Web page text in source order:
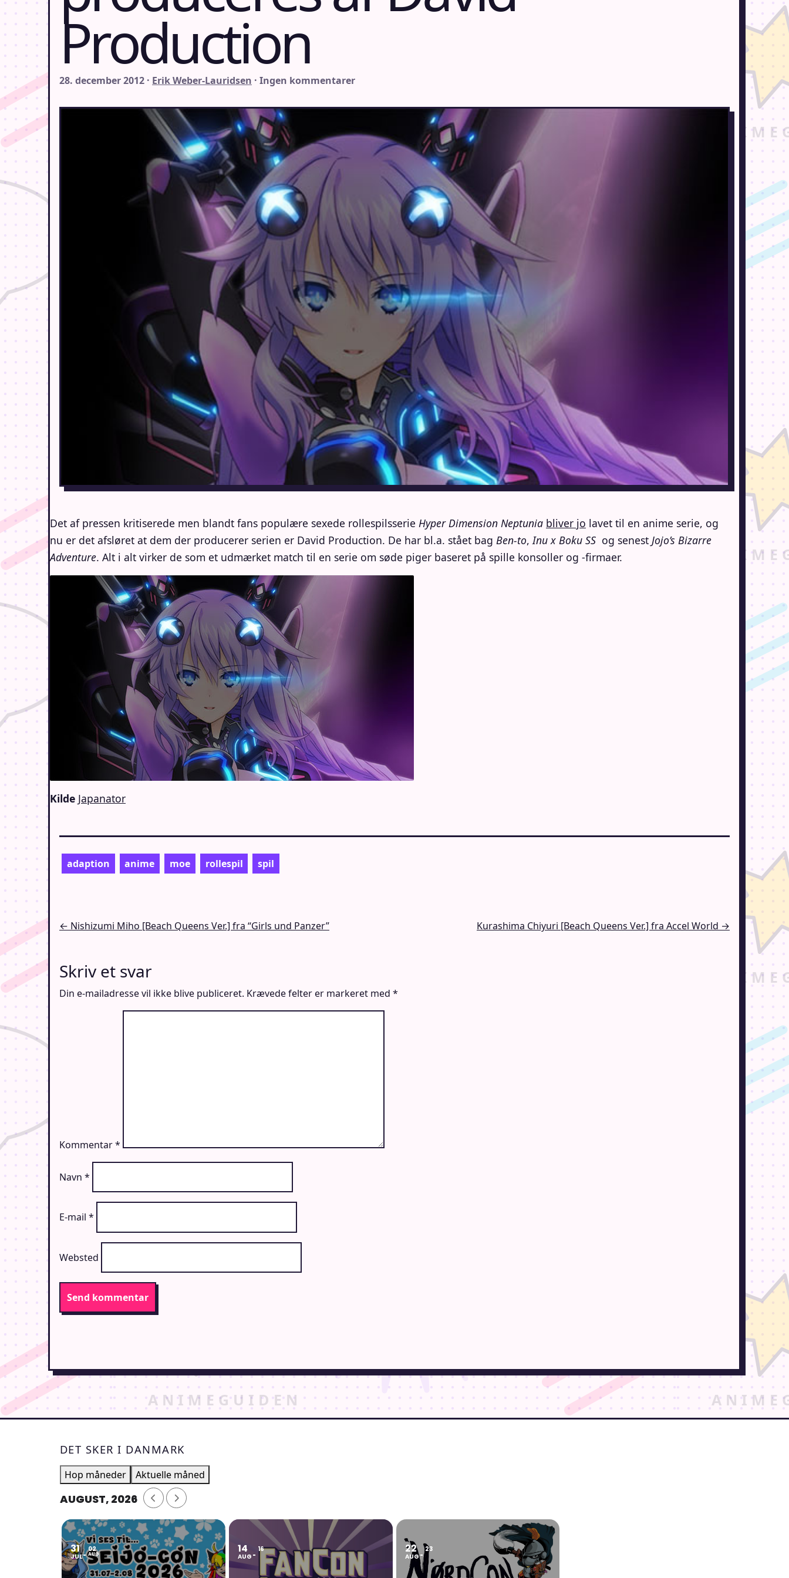
Production
28. december 2012 · Erik Weber-Lauridsen · Ingen kommentarer
Det af pressen kritiserede men blandt fans populære sexede rollespilsserie Hyper Dimension Neptunia bliver jo lavet til en anime serie, og
nu er det afsløret at dem der producerer serien er David Production. De har bl.a. stået bag Ben-to,Inu x Boku SS og senest Jojo’s Bizarre
Adventure. Alt i alt virker de som et udmærket match til en serie om søde piger baseret på spille konsoller og -firmaer.
Kilde Japanator
adaption anime moe rollespil spil
Indlægsnavigation
← Nishizumi Miho [Beach Queens Ver.] fra “Girls und Panzer” Kurashima Chiyuri [Beach Queens Ver.] fra Accel World →
Skriv et svar
Din e-mailadresse vil ikke blive publiceret. Krævede felter er markeret med *
Kommentar*
Navn *
E-mail *
Websted
DET SKER I DANMARK
Hop måneder Aktuelle måned
AUGUST, 2026
31
JUL
02
AUG 14
AUG
16 22
AUG
23